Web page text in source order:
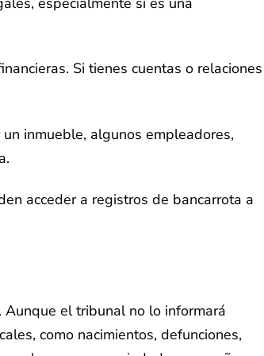
Si tienes cuentas o relaciones
inmueble, algunos empleadores,
acceder a registros de bancarrota a
el tribunal no lo informará
como nacimientos, defunciones,